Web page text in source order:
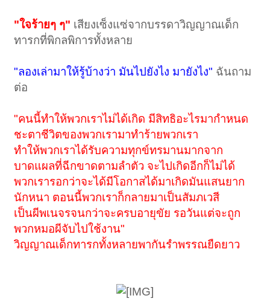
"ใจร้ายๆ ๆ" เสียงเซ็งแซ่จากบรรดาวิญญาณเด็ก
ทารกที่พิกลพิการทั้งหลาย
"ลองเล่ามาให้รู้บ้างว่า มันไปยังไง มายังไง" ฉันถาม
ต่อ
"คนนี้ทำให้พวกเราไม่ได้เกิด มีสิทธิอะไรมากำหนด
ชะตาชีวิตของพวกเรามาทำร้ายพวกเรา
ทำให้พวกเราได้รับความทุกข์ทรมานมากจาก
บาดแผลที่ฉีกขาดตามลำตัว จะไปเกิดอีกก็ไม่ได้
พวกเรารอกว่าจะได้มีโอกาสได้มาเกิดมันแสนยาก
นักหนา ตอนนี้พวกเราก็กลายมาเป็นสัมภเวสี
เป็นผีพเนจรจนกว่าจะครบอายุขัย รอวันแต่จะถูก
พวกหมอผีจับไปใช้งาน"
วิญญาณเด็กทารกทั้งหลายพากันรำพรรณยืดยาว